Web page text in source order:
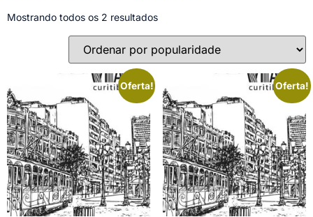
Mostrando todos os 2 resultados
Oferta! Oferta!